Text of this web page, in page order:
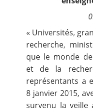
« Universités,
recherche,
que le monde
et de la
représentants a
8 janvier 2015,
survenu la veille